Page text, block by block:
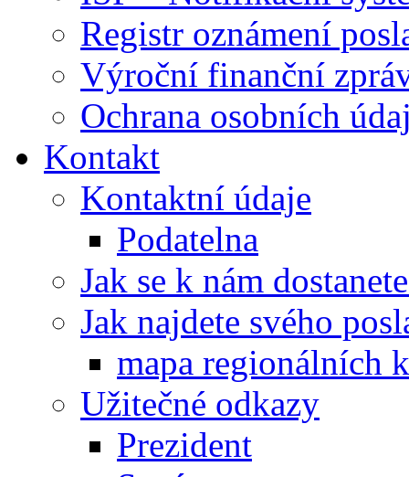
Registr oznámení
Výroční finanční
Ochrana osobních
Kontakt
Kontaktní údaje
Podatelna
Jak se k nám
Jak najdete svého
mapa regionálních
Užitečné odkazy
Prezident